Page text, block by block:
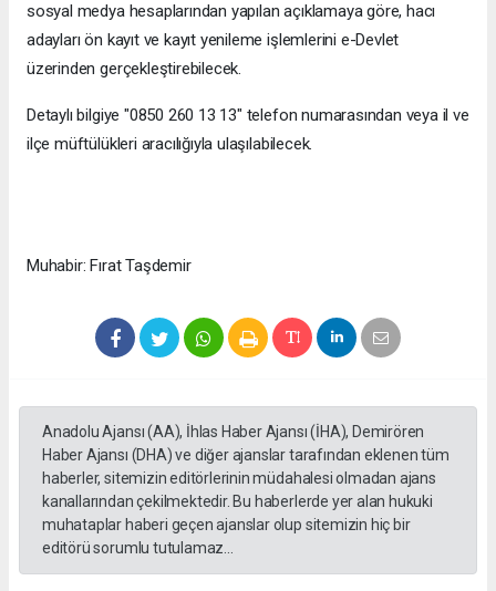
sosyal medya hesaplarından yapılan açıklamaya göre, hacı
adayları ön kayıt ve kayıt yenileme işlemlerini e-Devlet
üzerinden gerçekleştirebilecek.
Detaylı bilgiye "0850 260 13 13" telefon numarasından veya il ve
ilçe müftülükleri aracılığıyla ulaşılabilecek.
Muhabir: Fırat Taşdemir
Anadolu Ajansı (AA), İhlas Haber Ajansı (İHA), Demirören
Haber Ajansı (DHA) ve diğer ajanslar tarafından eklenen tüm
haberler, sitemizin editörlerinin müdahalesi olmadan ajans
kanallarından çekilmektedir. Bu haberlerde yer alan hukuki
muhataplar haberi geçen ajanslar olup sitemizin hiç bir
editörü sorumlu tutulamaz...